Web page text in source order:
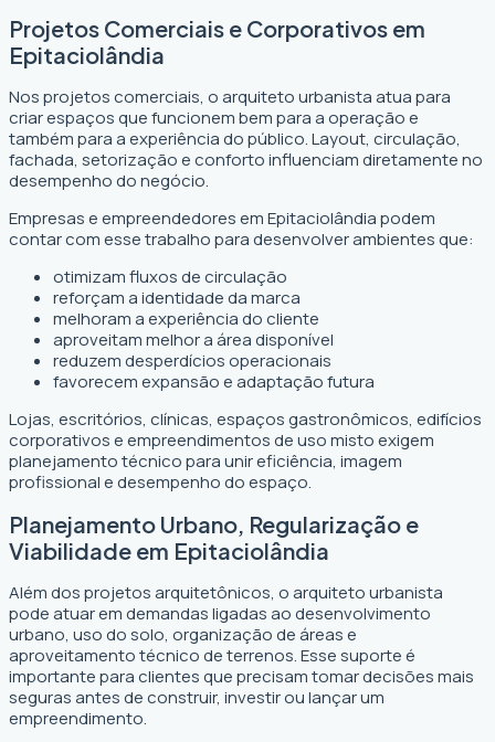
Projetos Comerciais e Corporativos em
Epitaciolândia
Nos projetos comerciais, o arquiteto urbanista atua para
criar espaços que funcionem bem para a operação e
também para a experiência do público. Layout, circulação,
fachada, setorização e conforto influenciam diretamente no
desempenho do negócio.
Empresas e empreendedores em Epitaciolândia podem
contar com esse trabalho para desenvolver ambientes que:
otimizam fluxos de circulação
reforçam a identidade da marca
melhoram a experiência do cliente
aproveitam melhor a área disponível
reduzem desperdícios operacionais
favorecem expansão e adaptação futura
Lojas, escritórios, clínicas, espaços gastronômicos, edifícios
corporativos e empreendimentos de uso misto exigem
planejamento técnico para unir eficiência, imagem
profissional e desempenho do espaço.
Planejamento Urbano, Regularização e
Viabilidade em Epitaciolândia
Além dos projetos arquitetônicos, o arquiteto urbanista
pode atuar em demandas ligadas ao desenvolvimento
urbano, uso do solo, organização de áreas e
aproveitamento técnico de terrenos. Esse suporte é
importante para clientes que precisam tomar decisões mais
seguras antes de construir, investir ou lançar um
empreendimento.